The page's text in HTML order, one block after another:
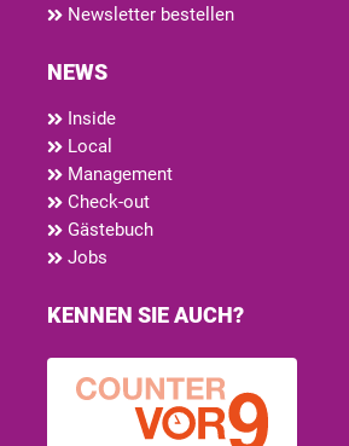
Newsletter bestellen
NEWS
Inside
Local
Management
Check-out
Gästebuch
Jobs
KENNEN SIE AUCH?